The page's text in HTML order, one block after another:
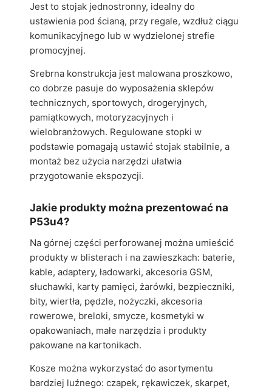
Jest to stojak jednostronny, idealny do
ustawienia pod ścianą, przy regale, wzdłuż ciągu
komunikacyjnego lub w wydzielonej strefie
promocyjnej.
Srebrna konstrukcja jest malowana proszkowo,
co dobrze pasuje do wyposażenia sklepów
technicznych, sportowych, drogeryjnych,
pamiątkowych, motoryzacyjnych i
wielobranżowych. Regulowane stopki w
podstawie pomagają ustawić stojak stabilnie, a
montaż bez użycia narzędzi ułatwia
przygotowanie ekspozycji.
Jakie produkty można prezentować na
P53u4?
Na górnej części perforowanej można umieścić
produkty w blisterach i na zawieszkach: baterie,
kable, adaptery, ładowarki, akcesoria GSM,
słuchawki, karty pamięci, żarówki, bezpieczniki,
bity, wiertła, pędzle, nożyczki, akcesoria
rowerowe, breloki, smycze, kosmetyki w
opakowaniach, małe narzędzia i produkty
pakowane na kartonikach.
Kosze można wykorzystać do asortymentu
bardziej luźnego: czapek, rękawiczek, skarpet,